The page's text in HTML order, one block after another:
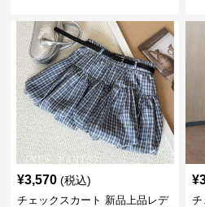
¥3,570 (税込)
チェックスカート 新品上品レデ
¥
チ